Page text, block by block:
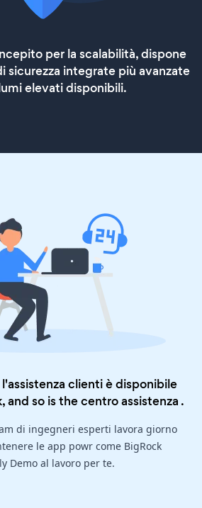
per la scalabilità, dispone
sicurezza integrate più avanzate
elevati disponibili.
clienti è disponibile
and so is thecentro assistenza .
di ingegneri esperti lavora giorno
le app powr come BigRock
Demo al lavoro per te.